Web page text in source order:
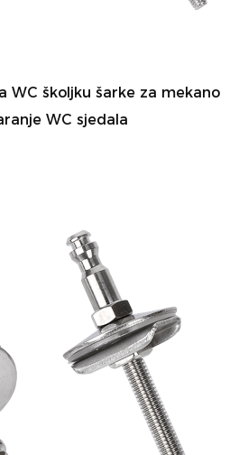
WC školjku šarke za mekano
WC sjedala